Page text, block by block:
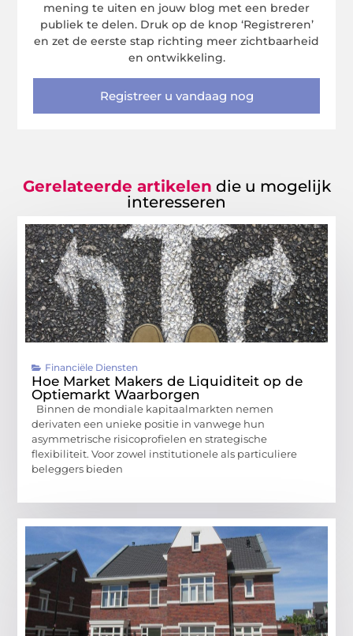
mening te uiten en jouw blog met een breder
publiek te delen. Druk op de knop ‘Registreren’
en zet de eerste stap richting meer zichtbaarheid
en ontwikkeling.
Registreer u vandaag nog
Gerelateerde artikelen die u mogelijk
interesseren
Financiële Diensten
Hoe Market Makers de Liquiditeit op de
Optiemarkt Waarborgen
Binnen de mondiale kapitaalmarkten nemen
derivaten een unieke positie in vanwege hun
asymmetrische risicoprofielen en strategische
flexibiliteit. Voor zowel institutionele als particuliere
beleggers bieden